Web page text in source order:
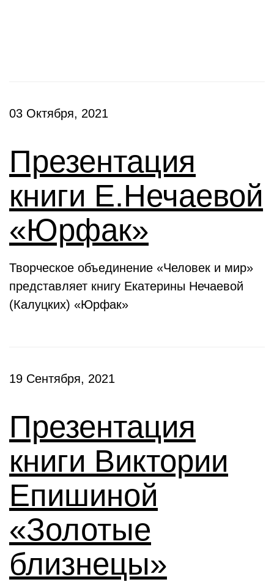
03 Октября, 2021
Презентация
книги Е.Нечаевой
«Юрфак»
Творческое объединение «Человек и мир»
представляет книгу Екатерины Нечаевой
(Калуцких) «Юрфак»
19 Сентября, 2021
Презентация
книги Виктории
Епишиной
«Золотые
близнецы»